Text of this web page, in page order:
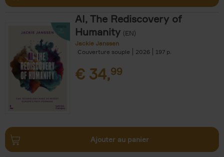
AI, The Rediscovery of
Humanity (EN)
Jackie Janssen
Couverture souple
2026 197
€ 34,99
Ajouter au panier